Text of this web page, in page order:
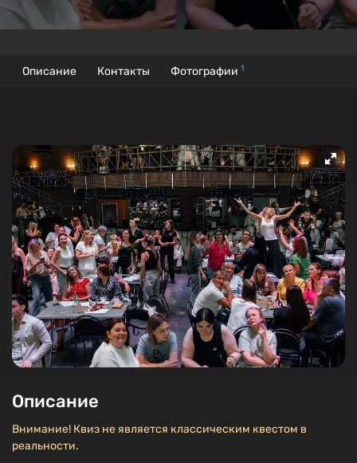
Описание Контакты Фотографии 1
Описание
Внимание! Квиз не является классическим квестом в
реальности.